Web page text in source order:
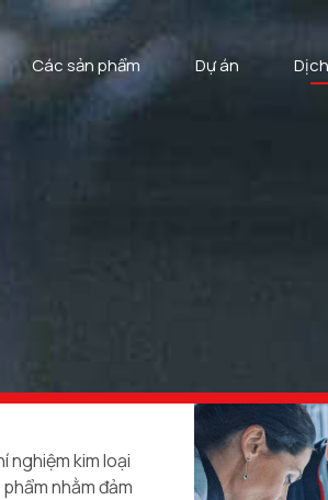
Các sản phẩm Dự án
nghiệm kim loại
nhằm đảm